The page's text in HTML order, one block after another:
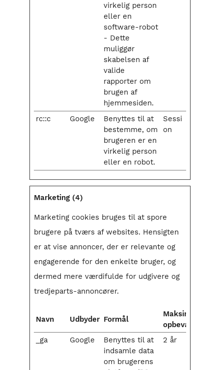
virkelig person
eller en
software-robot
- Dette
muliggør
skabelsen af
valide
rapporter om
brugen af
hjemmesiden.
rc::c Google
Benyttes til at
bestemme, om
brugeren er en
virkelig person
eller en robot.
Sessi
on
Marketing (4)
Marketing cookies bruges til at spore
brugere på tværs af websites. Hensigten
er at vise annoncer, der er relevante og
engagerende for den enkelte bruger, og
dermed mere værdifulde for udgivere og
tredjeparts-annoncører.
Navn Udbyder Formål
Maksimal
opbevaringstid
_ga
Google
Benyttes til at
indsamle data
om brugerens
2 år